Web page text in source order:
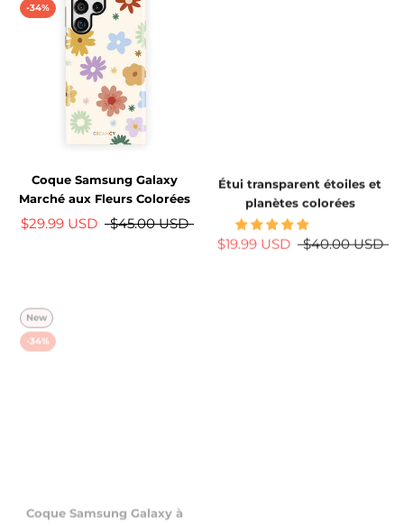
-34%
Coque Samsung Galaxy
Marché aux Fleurs Colorées
$29.99 USD $45.00 USD
Étui transparent étoiles et
planètes colorées
$19.99 USD $40.00 USD
-34%
motif d'astronaute mignon